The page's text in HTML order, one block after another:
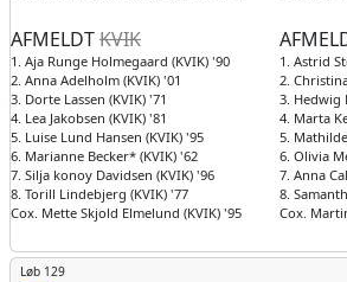
AFMELDTKVIK
1. Aja Runge Holmegaard (KVIK) '90
2. Anna Adelholm (KVIK) '01
3. Dorte Lassen (KVIK) '71
4. Lea Jakobsen (KVIK) '81
5. Luise Lund Hansen (KVIK) '95
6. Marianne Becker* (KVIK) '62
7. Silja konoy Davidsen (KVIK) '96
8. Torill Lindebjerg (KVIK) '77
Cox. Mette Skjold Elmelund (KVIK) '95
1. Astrid
2.
3. Hedwig
4. Marta
5.
6. Olivia
7. Anna
8.
Cox.
Løb 129